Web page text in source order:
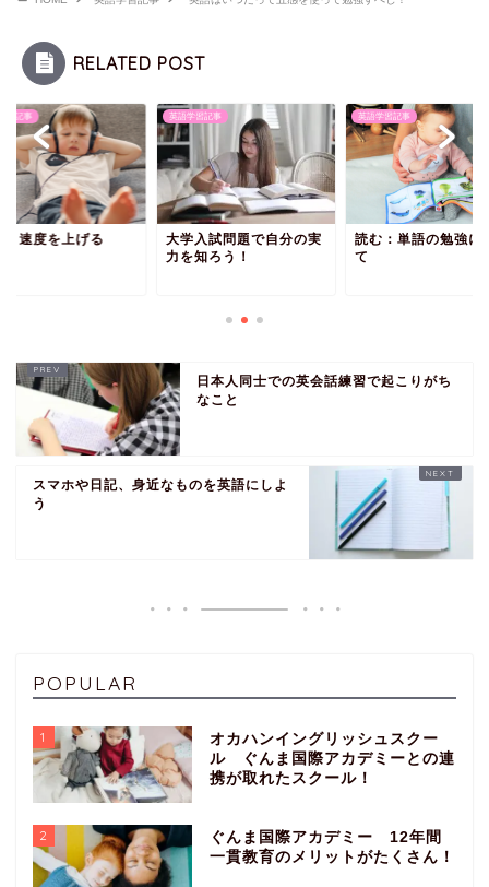
RELATED POST
習記事
：速度を上げる
英語学習記事
大学入試問題で自分の実
力を知ろう！
英語学習記事
読む：単語の勉強に
て
日本人同士での英会話練習で起こりがち
なこと
スマホや日記、身近なものを英語にしよ
う
POPULAR
1
オカハンイングリッシュスクー
ル ぐんま国際アカデミーとの連
携が取れたスクール！
2
ぐんま国際アカデミー 12年間
一貫教育のメリットがたくさん！